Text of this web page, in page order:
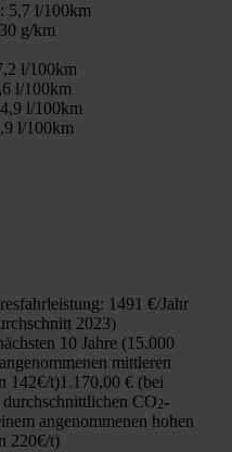
5,7 l/100km
g/km
l/100km
l/100km
4,9 l/100km
l/100km
1491 €/Jahr
2023)
10 Jah­re (15.000
mitt­le­ren
142€/t)1.170,00 € (bei
CO2-
ange­nom­me­nen hohen
220€/t)